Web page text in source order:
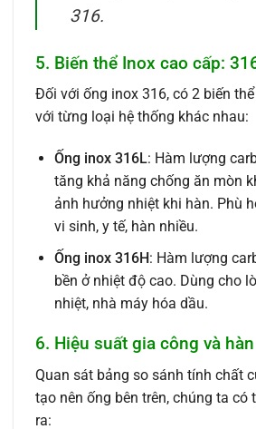
316.
5. Biến thể Inox cao cấp:
Đối với ống inox 316, có 2 biến
với từng loại hệ thống khác nhau:
Ống inox 316L: Hàm lượng
tăng khả năng chống ăn mòn
ảnh hưởng nhiệt khi hàn. Phù
vi sinh, y tế, hàn nhiều.
Ống inox 316H: Hàm lượng
bền ở nhiệt độ cao. Dùng cho
nhiệt, nhà máy hóa dầu.
6. Hiệu suất gia công và hàn
Quan sát bảng so sánh tính chất
tạo nên ống bên trên, chúng ta có
ra: